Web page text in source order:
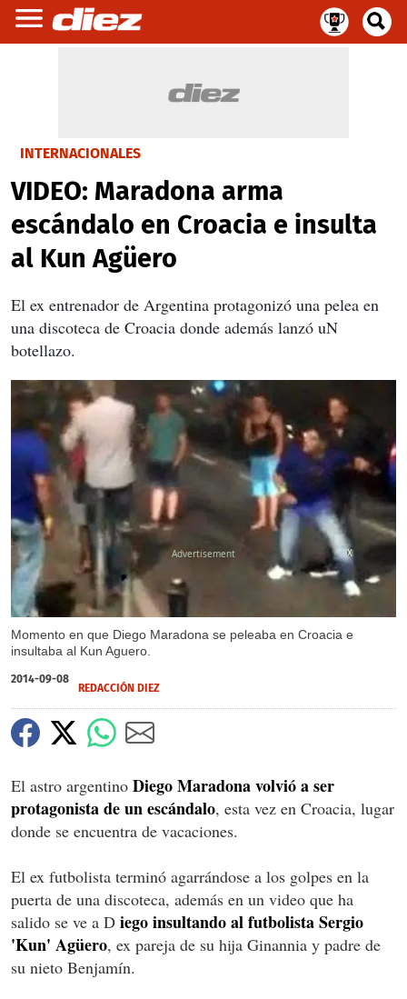
INTERNACIONALES
VIDEO: Maradona arma
escándalo en Croacia e insulta
al Kun Agüero
El ex entrenador de Argentina protagonizó una pelea en
una discoteca de Croacia donde además lanzó uN
botellazo.
Momento en que Diego Maradona se peleaba en Croacia e
insultaba al Kun Aguero.
X
2014-09-08
REDACCIÓN DIEZ
El astro argentino Diego Maradona volvió a ser
protagonista de un escándalo, esta vez en Croacia, lugar
donde se encuentra de vacaciones.
El ex futbolista terminó agarrándose a los golpes en la
puerta de una discoteca, además en un video que ha
salido se ve a D iego insultando al futbolista Sergio
'Kun' Agüero, ex pareja de su hija Ginannia y padre de
su nieto Benjamín.